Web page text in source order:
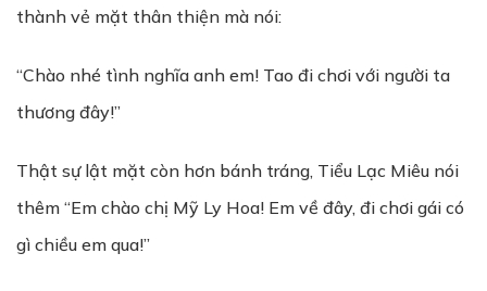
thành vẻ mặt thân thiện mà nói:
“Chào nhé tình nghĩa anh em! Tao đi chơi với người ta
thương đây!”
Thật sự lật mặt còn hơn bánh tráng, Tiểu Lạc Miêu nói
thêm “Em chào chị Mỹ Ly Hoa! Em về đây, đi chơi gái có
gì chiều em qua!”